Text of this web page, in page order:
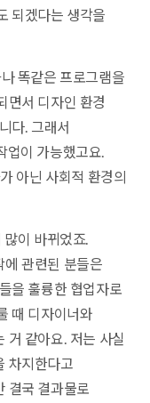
되겠다는 생각을
똑같은 프로그램을
면서 디자인 환경
다. 그래서
이 가능했고요.
아닌 사회적 환경의
이 바뀌었죠.
에 관련된 분들은
을 훌륭한 협업자로
때 디자이너와
거 같아요. 저는 사실
차지한다고
결국 결과물로